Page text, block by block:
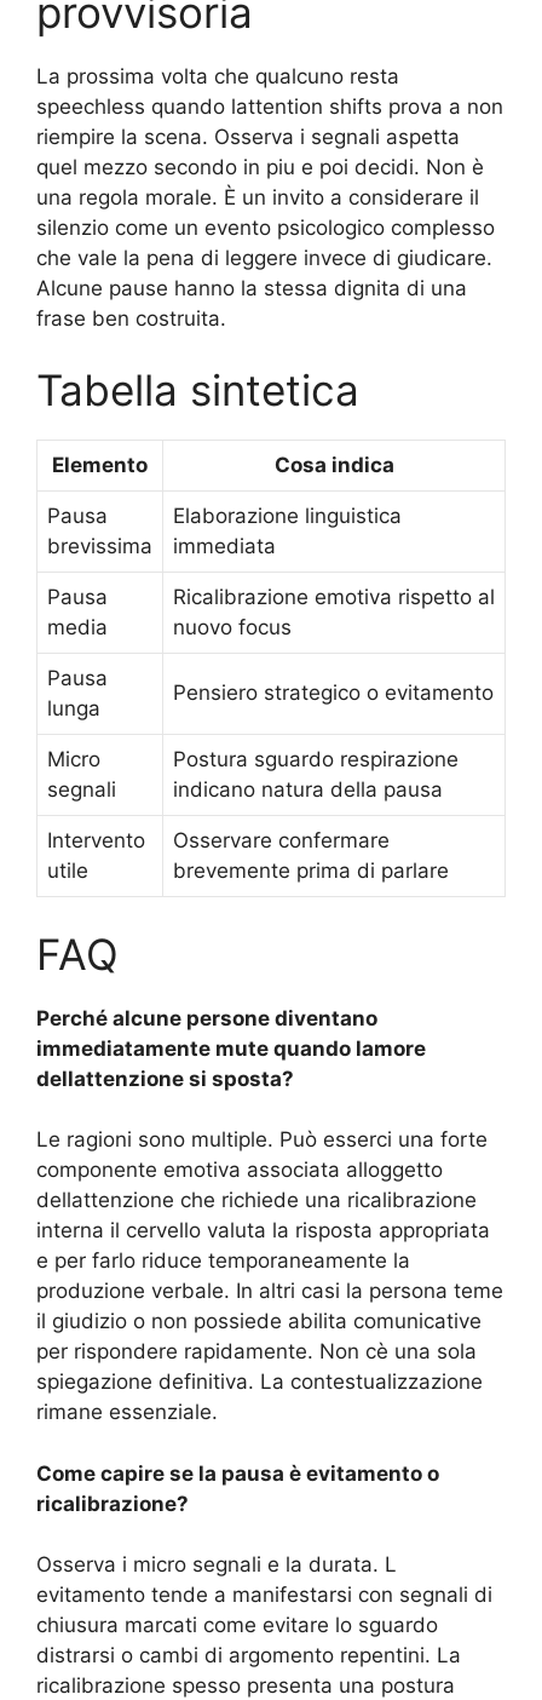
provvisoria
La prossima volta che qualcuno resta
speechless quando lattention shifts prova a non
riempire la scena. Osserva i segnali aspetta
quel mezzo secondo in piu e poi decidi. Non è
una regola morale. È un invito a considerare il
silenzio come un evento psicologico complesso
che vale la pena di leggere invece di giudicare.
Alcune pause hanno la stessa dignita di una
frase ben costruita.
Tabella sintetica
Elemento Cosa indica
Pausa
brevissima
Elaborazione linguistica
immediata
Pausa
media
Ricalibrazione emotiva rispetto al
nuovo focus
Pausa
lunga
Pensiero strategico o evitamento
Micro
segnali
Postura sguardo respirazione
indicano natura della pausa
Intervento
utile
Osservare confermare
brevemente prima di parlare
FAQ
Perché alcune persone diventano
immediatamente mute quando lamore
dellattenzione si sposta?
Le ragioni sono multiple. Può esserci una forte
componente emotiva associata alloggetto
dellattenzione che richiede una ricalibrazione
interna il cervello valuta la risposta appropriata
e per farlo riduce temporaneamente la
produzione verbale. In altri casi la persona teme
il giudizio o non possiede abilita comunicative
per rispondere rapidamente. Non cè una sola
spiegazione definitiva. La contestualizzazione
rimane essenziale.
Come capire se la pausa è evitamento o
ricalibrazione?
Osserva i micro segnali e la durata. L
evitamento tende a manifestarsi con segnali di
chiusura marcati come evitare lo sguardo
distrarsi o cambi di argomento repentini. La
ricalibrazione spesso presenta una postura